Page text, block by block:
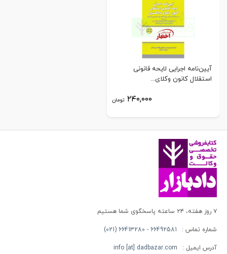
آیین‌نامه اجرایی لایحه قانونی
استقلال کانون وکلای...
۲۴۰,۰۰۰ تومان
۷ روز هفته، ۲۴ ساعته پاسخگوی شما هستیم
شماره تماس : 66492581 - 66413280 (021)
آدرس ایمیل : info [at] dadbazar.com